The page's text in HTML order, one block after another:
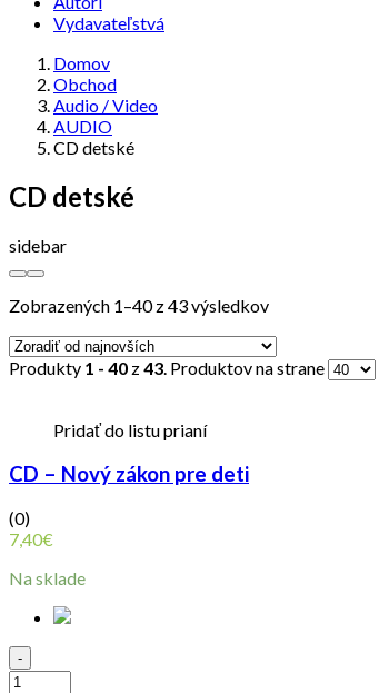
Vydavateľstvá
Domov
Obchod
Audio / Video
AUDIO
CD detské
CD detské
sidebar
Zobrazených 1–40 z 43 výsledkov
Produkty 1 - 40 z43 . Produktov na strane
Pridať do listu prianí
CD – Nový zákon pre deti
(0)
7,40€
Na sklade
Quantity
-